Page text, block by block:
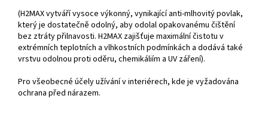
(H2MAX vytváří vysoce výkonný, vynikající anti-mlhovitý povlak,
který je dostatečně odolný, aby odolal opakovanému čištění
bez ztráty přilnavosti. H2MAX zajišťuje maximální čistotu v
extrémních teplotních a vlhkostních podmínkách a dodává také
vrstvu odolnou proti oděru, chemikáliím a UV záření).
Pro všeobecné účely užívání v interiérech, kde je vyžadována
ochrana před nárazem.